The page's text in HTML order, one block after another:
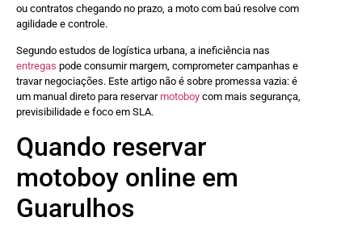
ou contratos chegando no prazo, a moto com baú resolve com
agilidade e controle.
Segundo estudos de logística urbana, a ineficiência nas
entregas pode consumir margem, comprometer campanhas e
travar negociações. Este artigo não é sobre promessa vazia: é
um manual direto para reservarmotoboy com mais segurança,
previsibilidade e foco em SLA.
Quando reservar
motoboy online em
Guarulhos